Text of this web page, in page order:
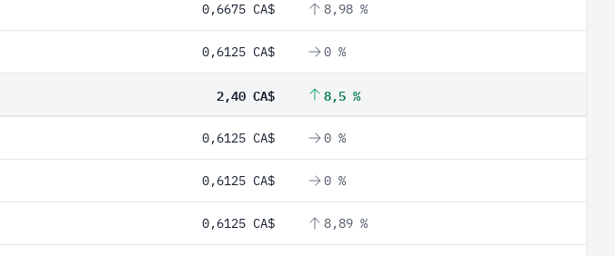
0,6675 CA$ 8,98 %
0,6125 CA$ 0 %
2,40 CA$ 8,5 %
0,6125 CA$ 0 %
0,6125 CA$ 0 %
0,6125 CA$ 8,89 %